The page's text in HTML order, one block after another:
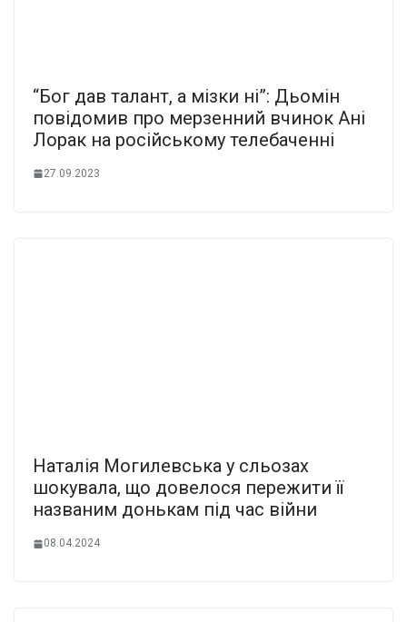
“Бог дав талант, а мізки ні”: Дьомін
повідомив про мерзенний вчинок Ані
Лорак на російському телебаченні
27.09.2023
Наталія Могилевська у сльозах
шокувала, що довелося пережити її
названим донькам під час війни
08.04.2024